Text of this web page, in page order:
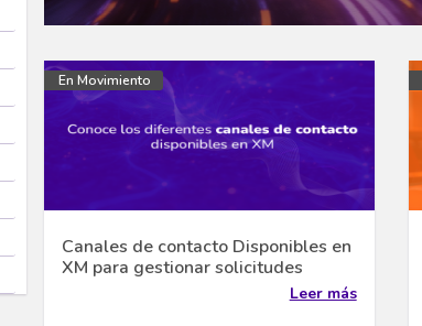
En Movimiento
Canales de contacto Disponibles en
XM para gestionar solicitudes
Leer más